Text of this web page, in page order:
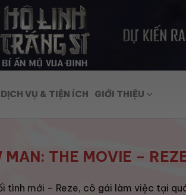
DỊCH VỤ & TIỆN ÍCH GIỚI THIỆU
MAN: THE MOVIE –
tình mới – Reze, cô gái làm việc tại